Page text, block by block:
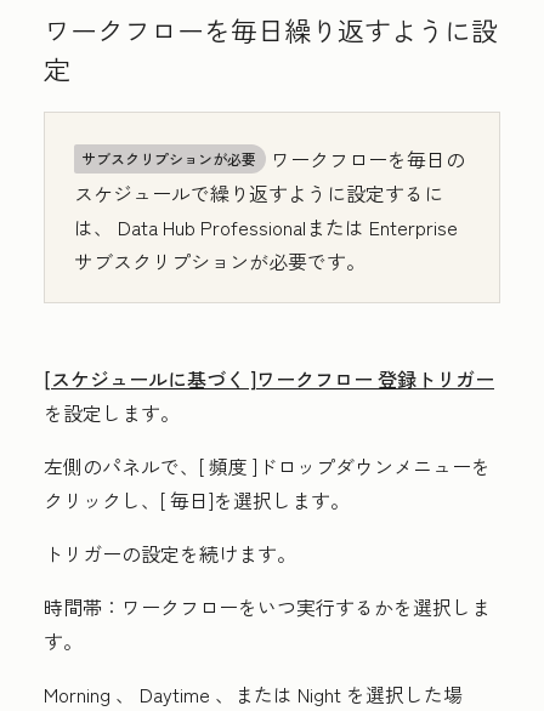
ワークフローを毎日繰り返すように設
定
サブスクリプションが必要
ワークフローを毎日の
スケジュールで繰り返すように設定するに
は、 Data Hub Professional または Enterprise
サブスクリプションが必要です。
[スケジュールに基づく ]ワークフロー 登録トリガー
を設定します。
左側のパネルで、[頻度 ]ドロップダウンメニューを
クリックし、[毎日]を選択します。
トリガーの設定を続けます。
時間帯： ワークフローをいつ実行するかを選択しま
す。
Morning 、 Daytime 、または Night を選択した場